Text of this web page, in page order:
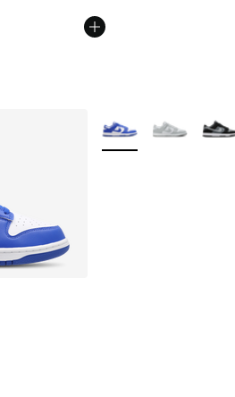
Plus de couleurs